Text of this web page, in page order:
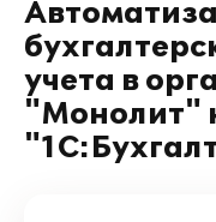
учета в
"Монолит"